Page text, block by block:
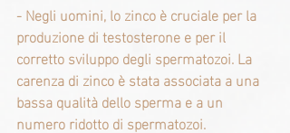
- Negli uomini, lo zinco è cruciale per la
produzione di testosterone e per il
corretto sviluppo degli spermatozoi. La
carenza di zinco è stata associata a una
bassa qualità dello sperma e a un
numero ridotto di spermatozoi.